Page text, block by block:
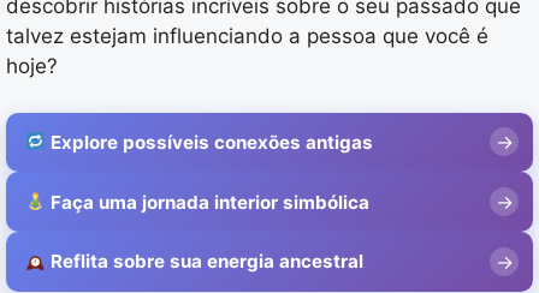
descobrir histórias incríveis sobre o seu passado que
talvez estejam influenciando a pessoa que você é
hoje?
Explore possíveis conexões antigas
Faça uma jornada interior simbólica
Reflita sobre sua energia ancestral